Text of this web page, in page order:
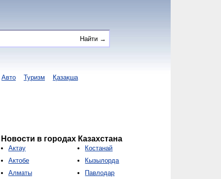
Авто Туризм Қазақша
Новости в городах Казахстана
Актау
Актобе
Алматы
Костанай
Кызылорда
Павлодар